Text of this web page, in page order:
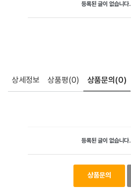
등록된 글이 없습니다.
상세정보 상품평(0) 상품문의 (0)
등록된 글이 없습니다.
상품문의